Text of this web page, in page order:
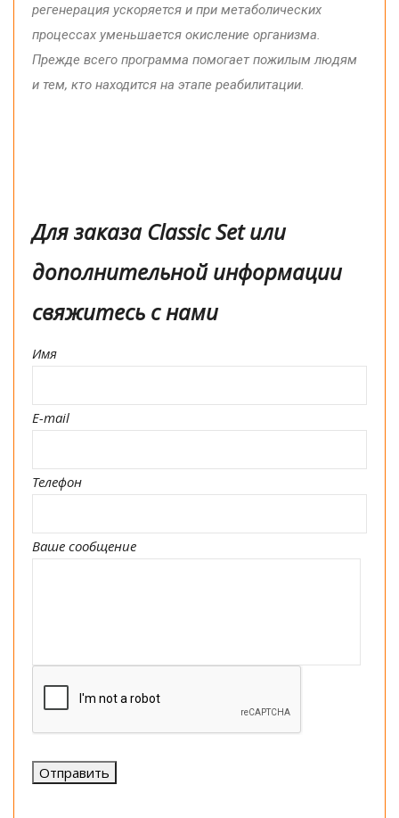
регенерация ускоряется и при метаболических
процессах уменьшается окисление организма.
Прежде всего программа помогает пожилым людям
и тем, кто находится на этапе реабилитации.
Для заказа Classic Set или
дополнительной информации
свяжитесь с нами
Имя
E-mail
Телефон
Ваше сообщение